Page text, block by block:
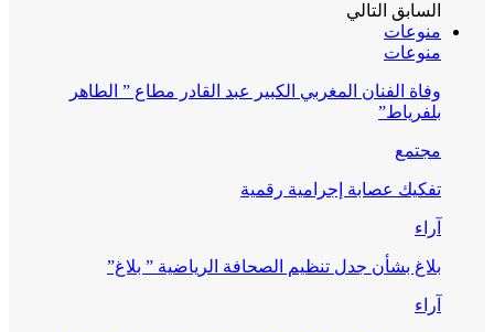
السابق التالي
منوعات
منوعات
وفاة الفنان المغربي الكبير عبد القادر مطاع ” الطاهر
بلفرياط”
مجتمع
تفكيك عصابة إجرامية رقمية
آراء
بلاغ بشأن جدل تنظيم الصحافة الرياضية ” بلاغ”
آراء